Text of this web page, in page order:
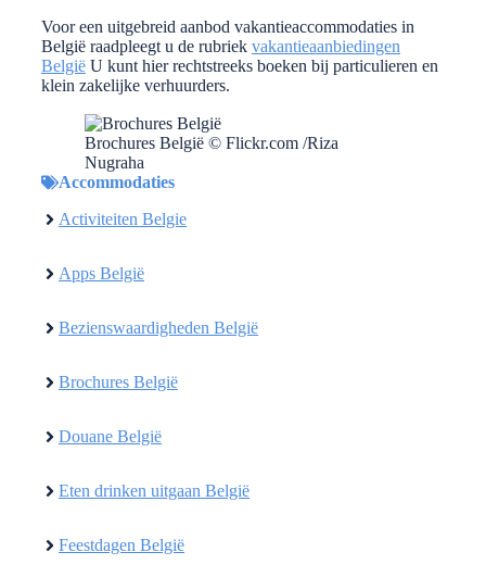
Voor een uitgebreid aanbod vakantieaccommodaties in
België raadpleegt u de rubriek vakantieaanbiedingen
België U kunt hier rechtstreeks boeken bij particulieren en
klein zakelijke verhuurders.
Brochures België © Flickr.com /Riza
Nugraha
Accommodaties
Activiteiten Belgie
Apps België
Bezienswaardigheden België
Brochures België
Douane België
Eten drinken uitgaan België
Feestdagen België